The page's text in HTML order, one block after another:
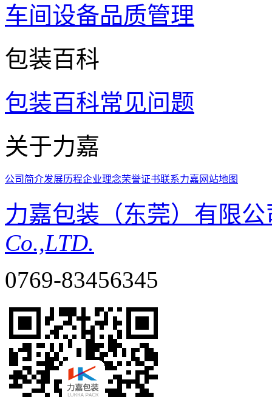
车间设备品质管理
包装百科
包装百科常见问题
关于力嘉
公司简介发展历程企业理念荣誉证书联系力嘉 网站地图
力嘉包装（东莞）有限
Co.,LTD.
0769-83456345